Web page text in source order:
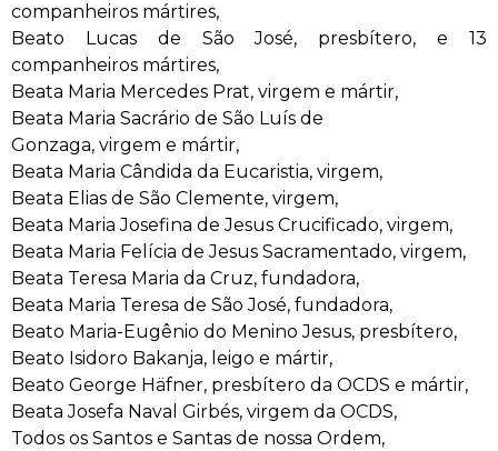
companheiros mártires,
Beato Lucas de São José, presbítero, e 13
companheiros mártires,
Beata Maria Mercedes Prat, virgem e mártir,
Beata Maria Sacrário de São Luís de
Gonzaga, virgem e mártir,
Beata Maria Cândida da Eucaristia, virgem,
Beata Elias de São Clemente, virgem,
Beata Maria Josefina de Jesus Crucificado, virgem,
Beata Maria Felícia de Jesus Sacramentado, virgem,
Beata Teresa Maria da Cruz, fundadora,
Beata Maria Teresa de São José, fundadora,
Beato Maria-Eugênio do Menino Jesus, presbítero,
Beato Isidoro Bakanja, leigo e mártir,
Beato George Häfner, presbítero da OCDS e mártir,
Beata Josefa Naval Girbés, virgem da OCDS,
Todos os Santos e Santas de nossa Ordem,